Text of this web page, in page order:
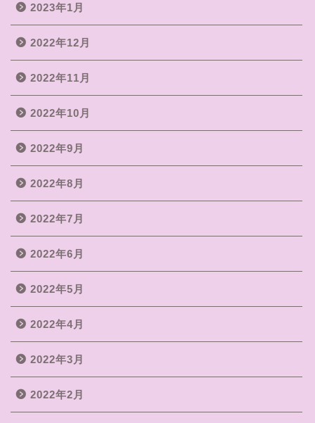
2023年1月
2022年12月
2022年11月
2022年10月
2022年9月
2022年8月
2022年7月
2022年6月
2022年5月
2022年4月
2022年3月
2022年2月